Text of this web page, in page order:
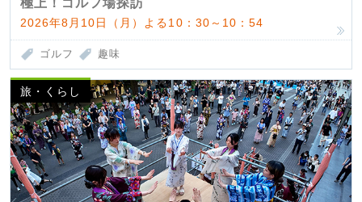
極上！ゴルフ場探訪
2026年8月10日（月）よる10：30～10：54
ゴルフ 趣味
旅・くらし